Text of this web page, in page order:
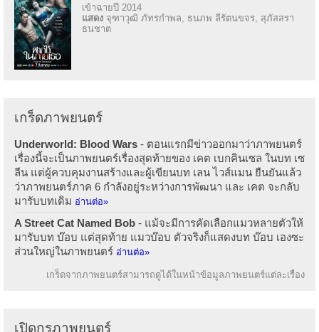
เข้าฉายปี 2014
แสดง จุฑาวุฒิ ภัทรกำพล, ธนภพ ลีรัตนขจร, สุภัสสรา
ธนชาต
เกร็ดภาพยนตร์
Underworld: Blood Wars - ตอนแรกมีข่าวออกมาว่าภาพยนตร์
เรื่องนี้จะเป็นภาพยนตร์เรื่องสุดท้ายของ เคต เบกคินเซล ในบท เซ
ลีน แต่ผู้ควบคุมงานสร้างและผู้เขียนบท เลน ไวส์แมน ยืนยันแล้ว
ว่าภาพยนตร์ภาค 6 กำลังอยู่ระหว่างการพัฒนา และ เคต จะกลับ
มารับบทเดิม อ่านต่อ»
A Street Cat Named Bob - แม้จะมีการคัดเลือกแมวหลายตัวให้
มารับบท บ๊อบ แต่สุดท้าย แมวบ๊อบ ตัวจริงก็แสดงบท บ๊อบ เองซะ
ส่วนใหญ่ในภาพยนตร์ อ่านต่อ»
เกร็ดจากภาพยนตร์สามารถดูได้ในหน้าข้อมูลภาพยนตร์แต่ละเรื่อง
เปิดกรุภาพยนตร์